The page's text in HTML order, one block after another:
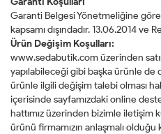
Garanti Belgesi Yönetmeliğine
kapsamı dışındadır. 13.06.2014 ve
Ürün Değişim Koşulları:
www.sedabutik.com üzerinden
yapılabileceği gibi başka ürünle de
ürünle ilgili değişim talebi olması
içerisinde sayfamızdaki online
hattımız üzerinden bizimle iletişim
ürünü firmamızın anlaşmalı